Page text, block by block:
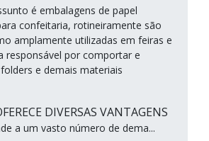
é embalagens de papel
confeitaria, rotineiramente são
amplamente utilizadas em feiras e
responsável por comportar e
e demais materiais
DIVERSAS VANTAGENS
a um vasto número de dema...